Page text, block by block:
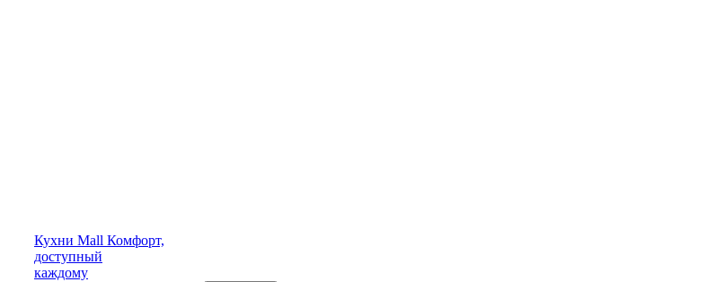
Кухни Mall Комфорт,
доступный
каждому